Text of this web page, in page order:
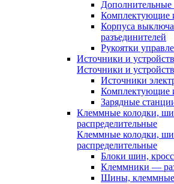
Дополнительные
Комплектующие
Корпуса
разъединителей
Рукоятки
Источники и
Источники и
Источники
Комплектующие
Зарядные
Клеммные колодки,
распределительные
Клеммные колодки,
распределительные
Блоки шин,
Клеммники —
Шины, клеммные